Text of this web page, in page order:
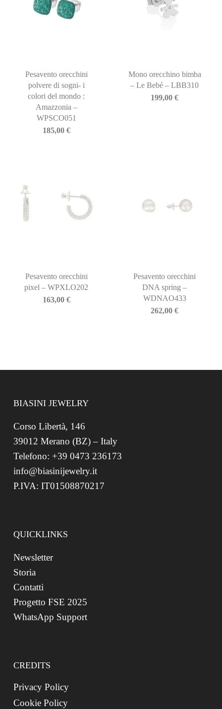
Pesavento orecchini
polvere di sogni- i
colori del mondo :
Amazzonia –
WPSCO051
185,00 €
Mono orecchino bimba
– Le Bebé – LBB310
199,00€
Pesavento orecchini
pixel – WPXLO202
163,00 €
Pesavento orecchini
DNA spring –
WDNAO433
262,00€
BIASINI JEWELRY
Corso Libertà, 146
39012 Merano (BZ) – Italy
Telefono: +39 0473 236173
info@biasinijewelry.it
P.IVA: IT01508870217
QUICKLINKS
Newsletter
Storia
Contatti
Progetto FSE 2025
WhatsApp Support
CREDITS
Privacy Policy
Cookie Policy